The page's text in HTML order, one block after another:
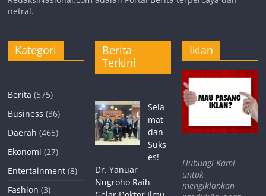
netral.
Kategori
Berita (575)
Business (36)
Daerah (465)
Ekonomi (27)
Entertainment (8)
Fashion (3)
Berita
Terkini
Sela
mat
dan
Suks
es!
Dr. Yanuar
Nugroho Raih
Iklan
Hubungi Kami
untuk
mengiklankan